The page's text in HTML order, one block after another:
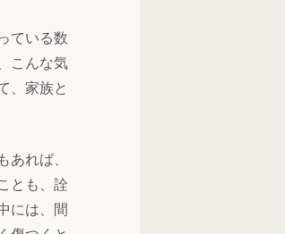
ている数
こんな気
、家族と
あれば、
とも、詮
には、間